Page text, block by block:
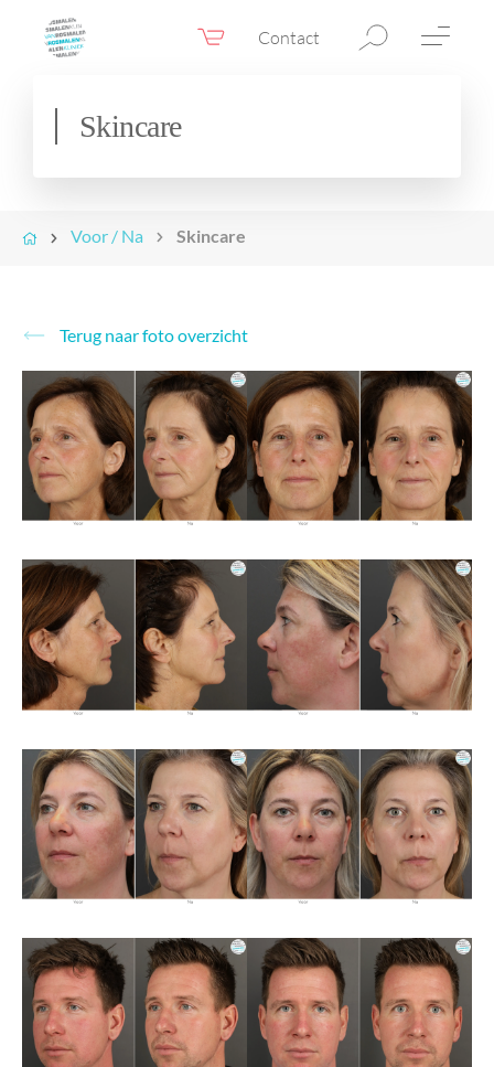
Contact
Webshop NL
Ooglidcorrectie
Confidence Booster®
Voor & na foto’s
Tarieven
Blogs
Over ons
Skincare
Voor / Na Skincare
Terug naar foto overzicht